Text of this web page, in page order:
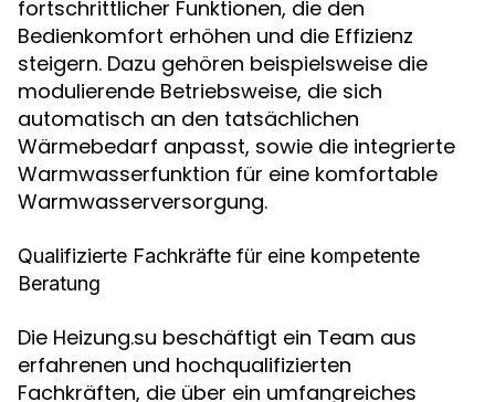
fortschrittlicher Funktionen, die den
Bedienkomfort erhöhen und die Effizienz
steigern. Dazu gehören beispielsweise die
modulierende Betriebsweise, die sich
automatisch an den tatsächlichen
Wärmebedarf anpasst, sowie die integrierte
Warmwasserfunktion für eine komfortable
Warmwasserversorgung.
Qualifizierte Fachkräfte für eine kompetente
Beratung
Die Heizung.su beschäftigt ein Team aus
erfahrenen und hochqualifizierten
Fachkräften, die über ein umfangreiches